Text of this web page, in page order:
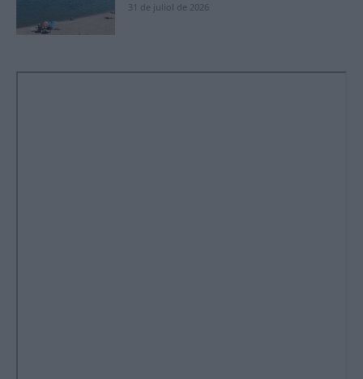
31 de juliol de 2026